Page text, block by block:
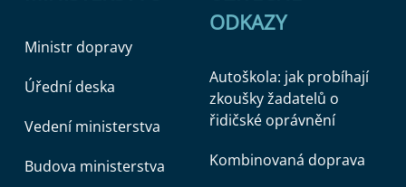
Ministr dopravy
Úřední deska
Vedení ministerstva
Budova ministerstva
ODKAZY
Autoškola: jak probíhají
zkoušky žadatelů o
řidičské oprávnění
Kombinovaná doprava